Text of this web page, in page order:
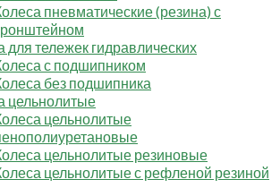
пневматические (резина) с
для тележек гидравлических
с подшипником
без подшипника
цельнолитые
цельнолитые
цельнолитые резиновые
цельнолитые с рефленой резиной